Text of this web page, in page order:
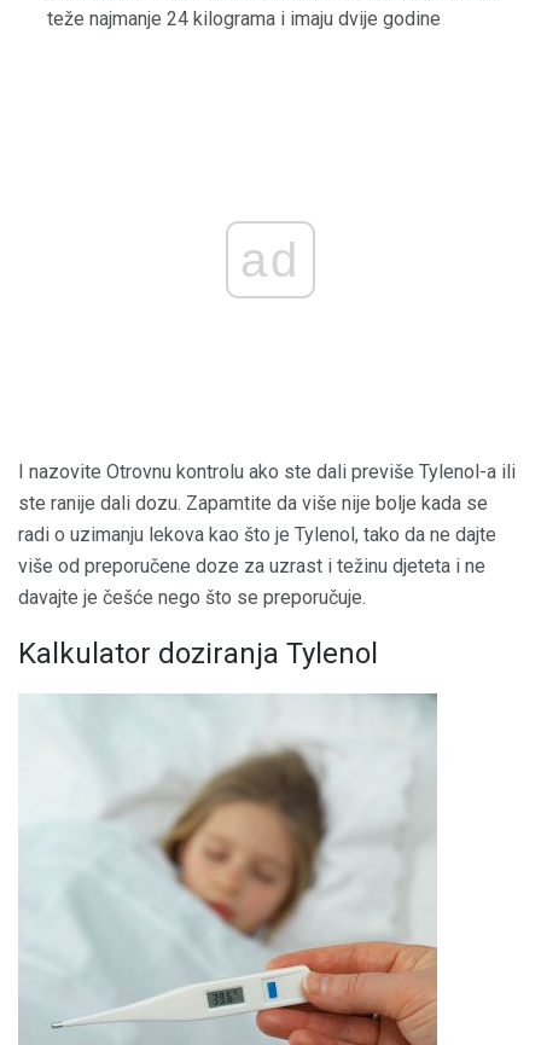
teže najmanje 24 kilograma i imaju dvije godine
ad
I nazovite Otrovnu kontrolu ako ste dali previše Tylenol-a ili
ste ranije dali dozu. Zapamtite da više nije bolje kada se
radi o uzimanju lekova kao što je Tylenol, tako da ne dajte
više od preporučene doze za uzrast i težinu djeteta i ne
davajte je češće nego što se preporučuje.
Kalkulator doziranja Tylenol